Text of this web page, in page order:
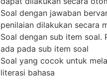
Soal dengan jawaban
penilaian dilakukan secara
Soal dengan sub item soal.
ada pada sub item soal
Soal yang cocok untuk
literasi bahasa